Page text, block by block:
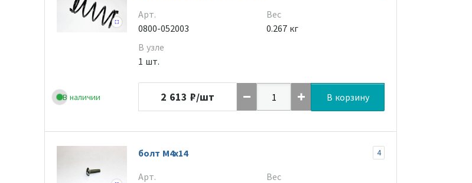
В наличии
Арт.
0800-052003
В узле
1 шт.
Вес
0.267 кг
2 613 ₽/шт В корзину
болт М4х14 4
Арт.
Вес